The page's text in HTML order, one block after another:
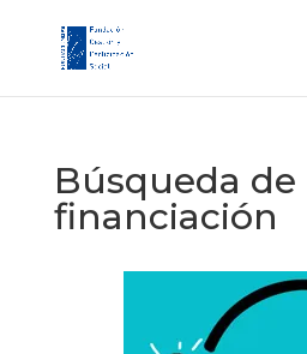
Búsqueda de
financiación